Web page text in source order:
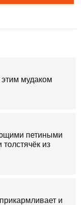
мудаком
петиными
из
и